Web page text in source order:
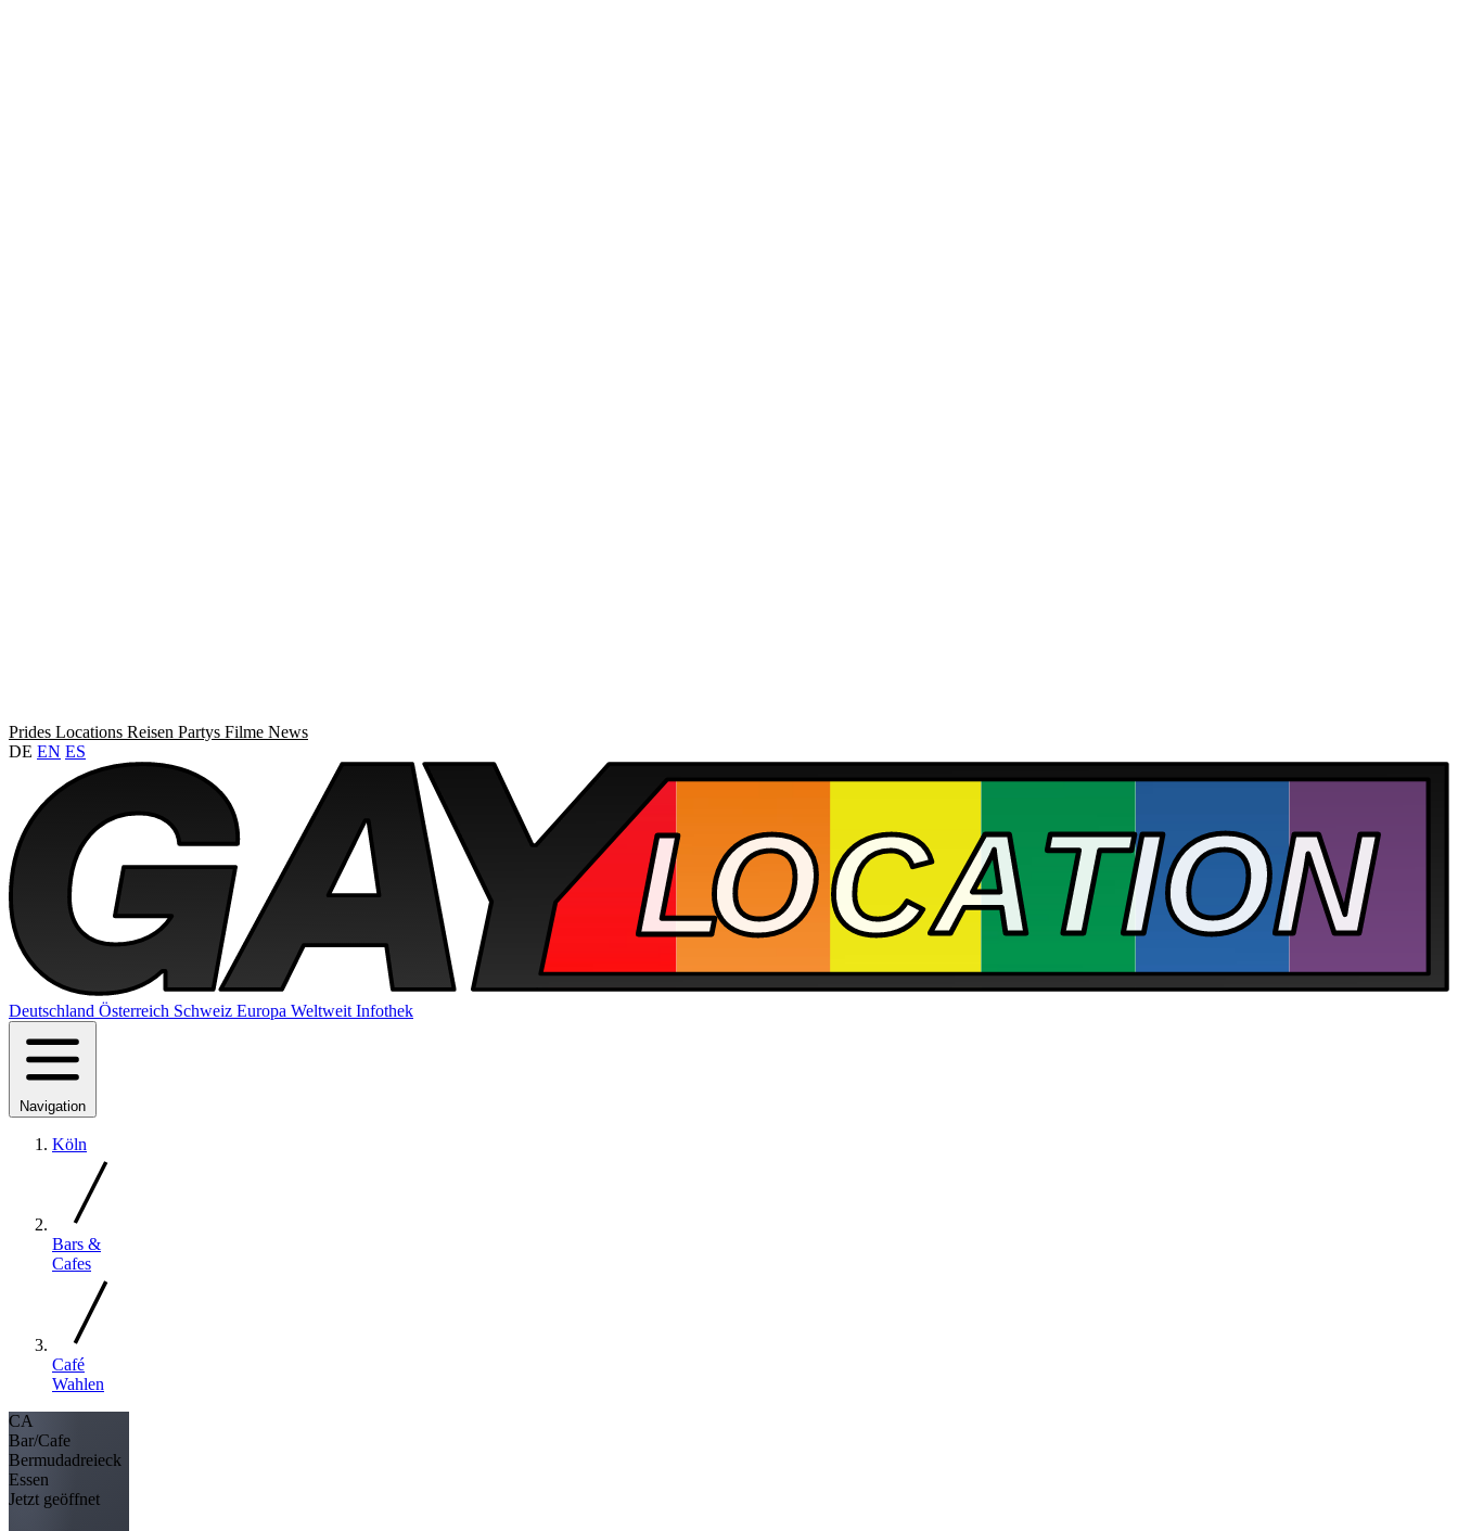
Prides Locations Reisen Partys Filme News
DE EN ES
Deutschland Österreich Schweiz Europa Weltweit Infothek
Navigation
Köln
Bars &
Cafes
Café
Wahlen
CA
Bar/Cafe
Bermudadreieck
Essen
Jetzt geöffnet